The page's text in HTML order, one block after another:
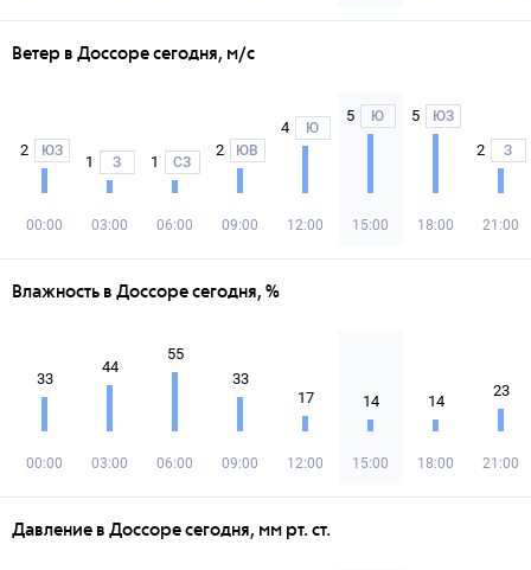
Ветер в Доссоре сегодня, м/с
2 ЮЗ
00:00
1 З
03:00
1 СЗ
06:00
2 ЮВ
09:00
4 Ю
12:00
5 Ю
15:00
5 ЮЗ
18:00
2 З
21:00
Влажность в Доссоре сегодня, %
33
00:00
44
03:00
55
06:00
33
09:00
17
12:00
14
15:00
14
18:00
23
21:00
Давление в Доссоре сегодня, мм рт. ст.